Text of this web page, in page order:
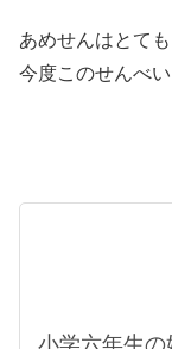
あめせんはとて
今度このせんべ
小学六年生